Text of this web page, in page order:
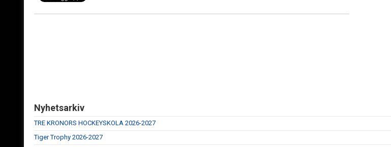
Nyhetsarkiv
TRE KRONORS HOCKEYSKOLA 2026-2027
Tiger Trophy 2026-2027